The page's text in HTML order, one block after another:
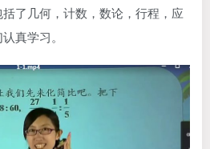
了几何，计数，数论，行程，应
真学习。